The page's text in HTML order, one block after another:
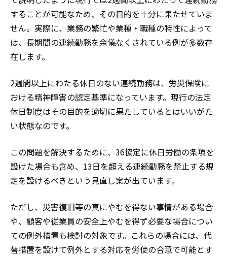
することが可能なため、その目的を十分に果たせていま
せん。実際に、業務の繁忙や業種・職種の特性によって
は、長期間の連続勤務を余儀なくされている例が多数存
在します。
2週間以上にわたる休日のない連続勤務は、労災保険に
おける精神障害の認定基準になっています。現行の法定
休日制度はその目的を適切に果たしているとはいいがた
い状態なのです。
この問題を解決するために、36協定に休日労働の条項を
設けた場合も含め、13日を超える連続勤務を禁止する規
定を設けるべきという見直し案が出ています。
ただし、災害復旧等の真にやむを得ない事情がある場合
や、顧客や従業員の安全上やむを得ず必要な場合につい
ての例外措置も検討の対象です。これらの場合には、代
替措置を設けて例外とする対応を労使の合意で可能とす